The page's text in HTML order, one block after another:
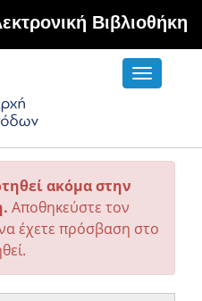
Βιβλιοθήκη
Toggle
ακόμα στην
Αποθηκεύστε τον
έχετε πρόσβαση στο